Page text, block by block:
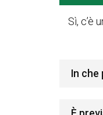
Sì, c’è
In che